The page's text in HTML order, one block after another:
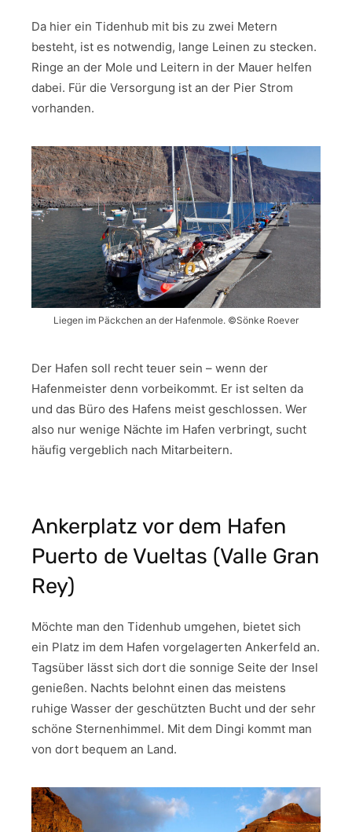
Da hier ein Tidenhub mit bis zu zwei Metern
besteht, ist es notwendig, lange Leinen zu stecken.
Ringe an der Mole und Leitern in der Mauer helfen
dabei. Für die Versorgung ist an der Pier Strom
vorhanden.
Liegen im Päckchen an der Hafenmole. ©Sönke Roever
Der Hafen soll recht teuer sein – wenn der
Hafenmeister denn vorbeikommt. Er ist selten da
und das Büro des Hafens meist geschlossen. Wer
also nur wenige Nächte im Hafen verbringt, sucht
häufig vergeblich nach Mitarbeitern.
Ankerplatz vor dem Hafen
Puerto de Vueltas (Valle Gran
Rey)
Möchte man den Tidenhub umgehen, bietet sich
ein Platz im dem Hafen vorgelagerten Ankerfeld an.
Tagsüber lässt sich dort die sonnige Seite der Insel
genießen. Nachts belohnt einen das meistens
ruhige Wasser der geschützten Bucht und der sehr
schöne Sternenhimmel. Mit dem Dingi kommt man
von dort bequem an Land.